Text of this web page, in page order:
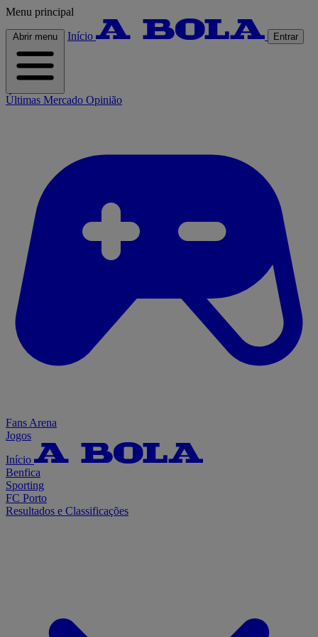
Menu principal
Abrir menu Início Entrar
Últimas Mercado Opinião
Fans Arena
Jogos
Início
Benfica
Sporting
FC Porto
Resultados e Classificações